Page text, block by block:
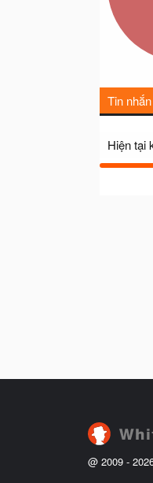
Tin
Hiện tại
@ 2009 -